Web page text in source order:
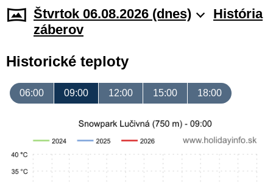
Štvrtok 06.08.2026 (dnes)
História
záberov
Historické teploty
06:00 09:00 12:00 15:00 18:00